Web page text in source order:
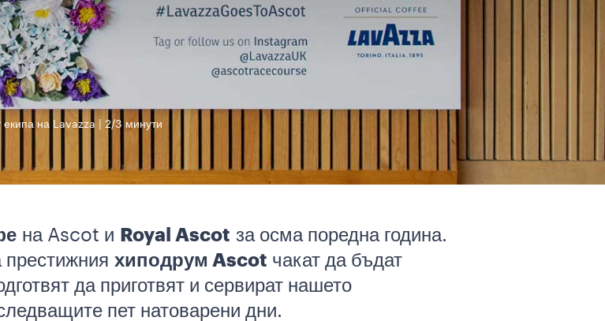
екипа на Lavazza 2/3 минути
на Ascot и Royal Ascot за осма поредна година.
престижния хиподрум Ascot чакат да бъдат
да приготвят и сервират нашето
пет натоварени дни.